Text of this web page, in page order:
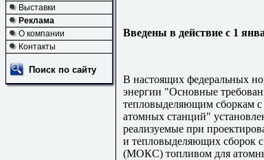
Выставки
Реклама
О компании
Контакты
Поиск по сайту
Введены в действие с 1
В настоящих федеральных
энергии "Основные
тепловыделяющим сборкам
атомных станций"
реализуемые при
и тепловыделяющих сборок
(МОКС) топливом для